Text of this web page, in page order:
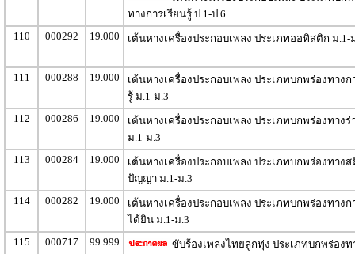
ทางการเรียนรู้ ป.1-ป.6
110
000292 19.000 เต้นหางเครื่องประกอบเพลง ประเภทออทิสติก ม.1-
111 000288 19.000
เต้นหางเครื่องประกอบเพลง ประเภทบกพร่องทางก
รู้ ม.1-ม.3
112
000286 19.000
เต้นหางเครื่องประกอบเพลง ประเภทบกพร่องทางร่
ม.1-ม.3
113
000284 19.000
เต้นหางเครื่องประกอบเพลง ประเภทบกพร่องทางส
ปัญญา ม.1-ม.3
114
000282 19.000
เต้นหางเครื่องประกอบเพลง ประเภทบกพร่องทางก
ได้ยิน ม.1-ม.3
115
000717 99.999
ขับร้องเพลงไทยลูกทุ่ง ประเภทบกพร่องท